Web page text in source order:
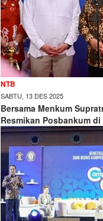
NTB
SABTU, 13 DES 2025
Bersama Menkum
Resmikan Posbankum di